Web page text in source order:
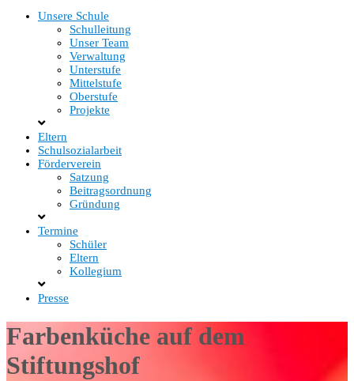
Unsere Schule
Schulleitung
Unser Team
Verwaltung
Unterstufe
Mittelstufe
Oberstufe
Projekte
Eltern
Schulsozialarbeit
Förderverein
Satzung
Beitragsordnung
Gründung
Termine
Schüler
Eltern
Kollegium
Presse
Farbenküche auf dem
Stiftungshof